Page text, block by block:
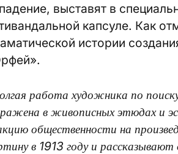
выставят в
капсуле. Как
истории
работа художника по
в живописных этюдах и
общественности на
в 1913 году и